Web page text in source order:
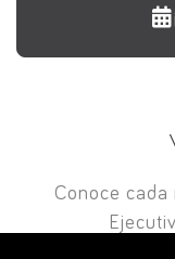
Conoce